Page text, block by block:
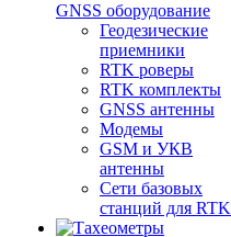
GNSS оборудование
Геодезические
приемники
RTK роверы
RTK комплекты
GNSS антенны
Модемы
GSM и УКВ
антенны
Сети базовых
станций для RTK